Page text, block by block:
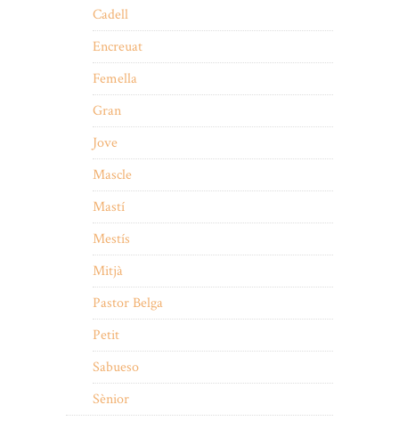
Cadell
Encreuat
Femella
Gran
Jove
Mascle
Mastí
Mestís
Mitjà
Pastor Belga
Petit
Sabueso
Sènior